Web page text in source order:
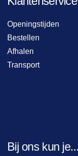
Openingstijden
Bestellen
Afhalen
Transport
Bij ons kun je...